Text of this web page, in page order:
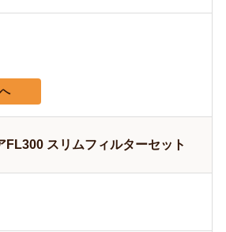
FL300 スリムフィルターセット